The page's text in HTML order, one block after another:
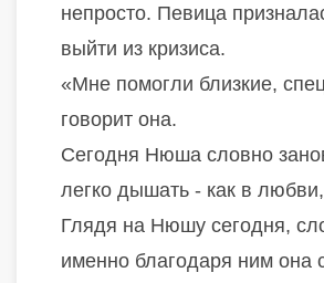
непросто. Певица
выйти из кризиса.
«Мне помогли близкие,
говорит она.
Сегодня Нюша словно
легко дышать - как в
Глядя на Нюшу сегодня,
именно благодаря ним она